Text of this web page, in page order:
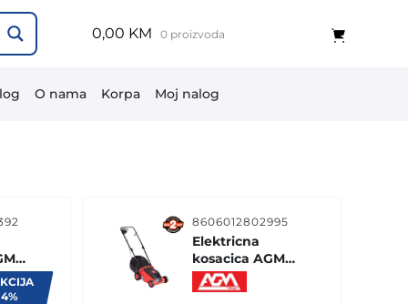
0,00 KM 0 proizvoda
O nama Korpa Moj nalog
8606012802995
Elektricna
kosacica AGM-
1300